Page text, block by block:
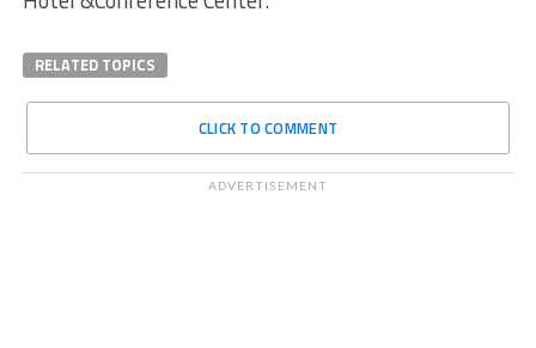
RELATED TOPICS
CLICK TO COMMENT
ADVERTISEMENT